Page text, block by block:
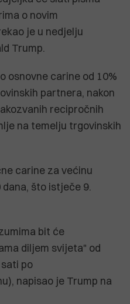
o novim
je u nedjelju
Trump.
osnovne carine od 10%
partnera, nakon
recipročnih
na temelju trgovinskih
carine za većinu
što istječe 9.
bit će
diljem svijeta" od
po
napisao je Trump na